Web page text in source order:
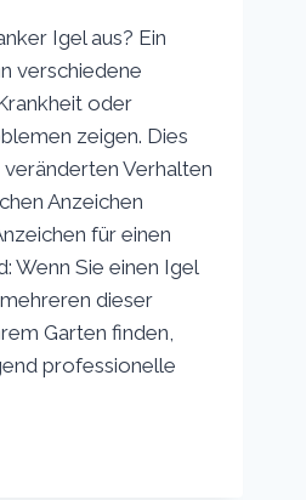
Igel aus? Ein
verschiedene
oder
zeigen. Dies
Verhalten
Anzeichen
für einen
Wenn Sie einen Igel
dieser
Garten finden,
professionelle